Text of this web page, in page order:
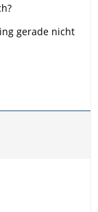
gerade nicht